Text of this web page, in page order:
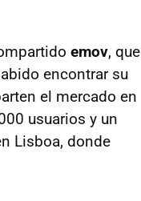
emov, que
encontrar su
el mercado en
usuarios y un
Lisboa, donde